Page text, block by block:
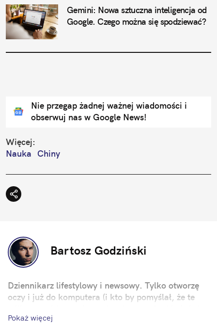
Gemini: Nowa sztuczna inteligencja od
Google. Czego można się spodziewać?
Nie przegap żadnej ważnej wiadomości i
obserwuj nas w Google News!
Więcej:
Nauka
Chiny
Bartosz Godziński
Dziennikarz lifestylowy i newsowy. Tylko otworzę
oczy i już do komputera (i kto by pomyślał, że te
przydadzą?). Zawsze zależy mi na tym, by moje
Pokaż więcej